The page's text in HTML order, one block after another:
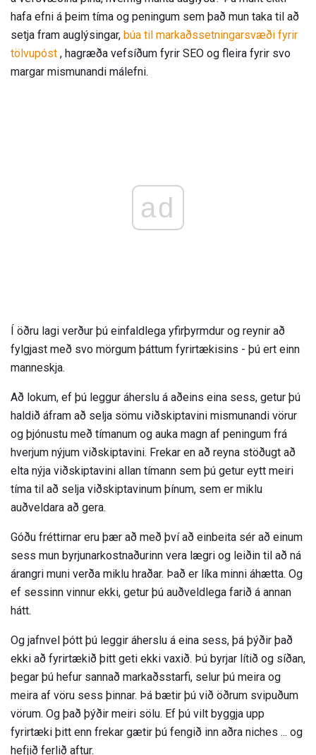
hafa efni á þeim tíma og peningum sem það mun taka til að
setja fram auglýsingar, búa til markaðssetningarsvæði fyrir
tölvupóst , hagræða vefsíðum fyrir SEO og fleira fyrir svo
margar mismunandi málefni.
ad
Í öðru lagi verður þú einfaldlega yfirþyrmdur og reynir að
fylgjast með svo mörgum þáttum fyrirtækisins - þú ert einn
manneskja.
Að lokum, ef þú leggur áherslu á aðeins eina sess, getur þú
haldið áfram að selja sömu viðskiptavini mismunandi vörur
og þjónustu með tímanum og auka magn af peningum frá
hverjum nýjum viðskiptavini. Frekar en að reyna stöðugt að
elta nýja viðskiptavini allan tímann sem þú getur eytt meiri
tíma til að selja viðskiptavinum þínum, sem er miklu
auðveldara að gera.
Góðu fréttirnar eru þær að með því að einbeita sér að einum
sess mun byrjunarkostnaðurinn vera lægri og leiðin til að ná
árangri muni verða miklu hraðar. Það er líka minni áhætta. Og
ef sessinn vinnur ekki, getur þú auðveldlega farið á annan
hátt.
Og jafnvel þótt þú leggir áherslu á eina sess, þá þýðir það
ekki að fyrirtækið þitt geti ekki vaxið. Þú byrjar lítið og síðan,
þegar þú hefur sannað markaðsstarfi, selur þú meira og
meira af vöru sess þinnar. Þá bætir þú við öðrum svipuðum
vörum. Og það þýðir meiri sölu. Ef þú vilt byggja upp
fyrirtæki þitt enn frekar gætir þú fengið inn aðra niches ... og
hefjið ferlið aftur.